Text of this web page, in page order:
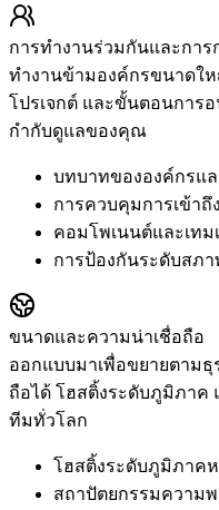
การทำงานร่วมกันและการ
ทำงานข้ามองค์กรขนาดใ
โปรเจกต์ และขั้นตอนการ
กำกับดูแลของคุณ
บทบาทขององค์กรแล
การควบคุมการเข้าถึ
คอมโพเนนต์และเท
การป้องกันระดับสภ
ขนาดและความน่าเชื่อถือ
ออกแบบมาเพื่อขยายตาม
ถือได้ โฮสติ้งระดับภูมิภาค
ทีมทั่วโลก
โฮสติ้งระดับภูมิภาค
สถาปัตยกรรมความ